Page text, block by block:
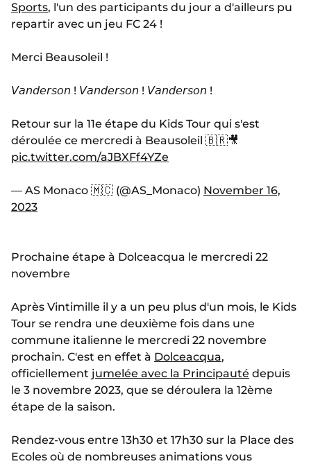
Sports, l'un des participants du jour a d'ailleurs pu
repartir avec un jeu FC 24 !
Merci Beausoleil !
𝘝𝘢𝘯𝘥𝘦𝘳𝘴𝘰𝘯 ! 𝘝𝘢𝘯𝘥𝘦𝘳𝘴𝘰𝘯 ! 𝘝𝘢𝘯𝘥𝘦𝘳𝘴𝘰𝘯 !
Retour sur la 11e étape du Kids Tour qui s'est
déroulée ce mercredi à Beausoleil 🇧🇷🎥
pic.twitter.com/aJBXFf4YZe
— AS Monaco 🇲🇨 (@AS_Monaco) November 16,
2023
Prochaine étape à Dolceacqua le mercredi 22
novembre
Après Vintimille il y a un peu plus d'un mois, le Kids
Tour se rendra une deuxième fois dans une
commune italienne le mercredi 22 novembre
prochain. C'est en effet à Dolceacqua,
officiellement jumelée avec la Principauté depuis
le 3 novembre 2023, que se déroulera la 12ème
étape de la saison.
Rendez-vous entre 13h30 et 17h30 sur la Place des
Ecoles où de nombreuses animations vous